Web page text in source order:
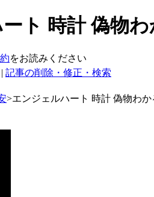
ト 時計 偽物
をお読みください
| 記事の削除・修正・検索
>エンジェルハート 時計 偽物わか